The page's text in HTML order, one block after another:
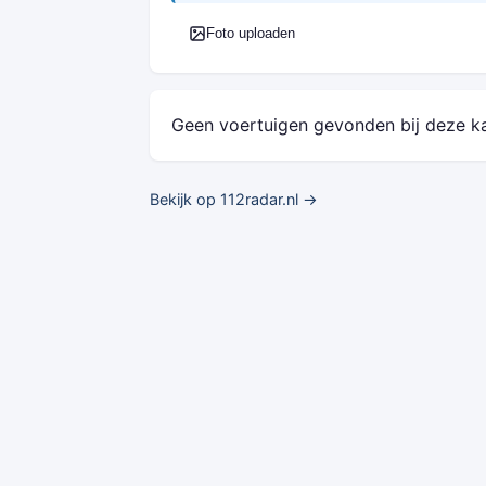
Foto uploaden
Geen voertuigen gevonden bij deze
Bekijk op 112radar.nl →